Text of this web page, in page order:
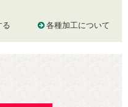
る 各種加工について